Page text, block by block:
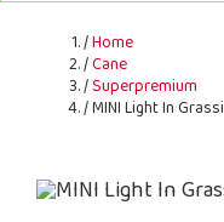
Home
Cane
Superpremium
MINI Light In Grassi